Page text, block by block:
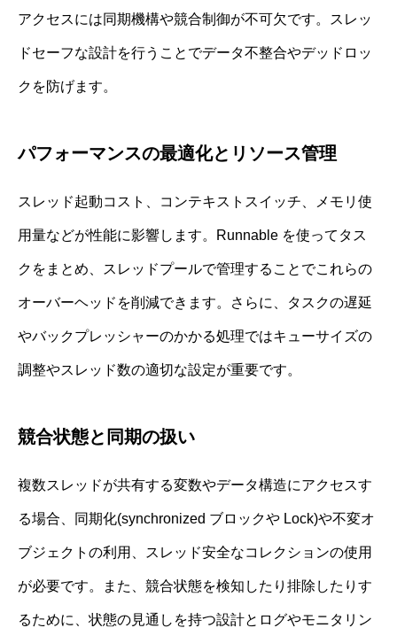
アクセスには同期機構や競合制御が不可欠です。スレッ
ドセーフな設計を行うことでデータ不整合やデッドロッ
クを防げます。
パフォーマンスの最適化とリソース管理
スレッド起動コスト、コンテキストスイッチ、メモリ使
用量などが性能に影響します。Runnable を使ってタス
クをまとめ、スレッドプールで管理することでこれらの
オーバーヘッドを削減できます。さらに、タスクの遅延
やバックプレッシャーのかかる処理ではキューサイズの
調整やスレッド数の適切な設定が重要です。
競合状態と同期の扱い
複数スレッドが共有する変数やデータ構造にアクセスす
る場合、同期化(synchronized ブロックや Lock)や不変オ
ブジェクトの利用、スレッド安全なコレクションの使用
が必要です。また、競合状態を検知したり排除したりす
るために、状態の見通しを持つ設計とログやモニタリン